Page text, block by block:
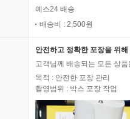
예스24 배송
배송비 : 2,500원
안전하고 정확한 포장을 위
고객님께 배송되는 모든 상
목적 : 안전한 포장 관리
촬영범위 : 박스 포장 작업